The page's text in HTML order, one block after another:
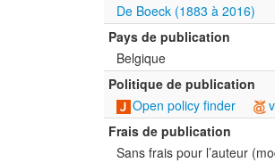
De Boeck (1883 à 2016)
Pays de publication
Belgique
Politique de publication
Open policy finder
Frais de publication
Sans frais pour l’auteur